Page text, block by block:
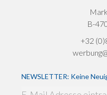
B-
+32
NEWSLETTER: Keine